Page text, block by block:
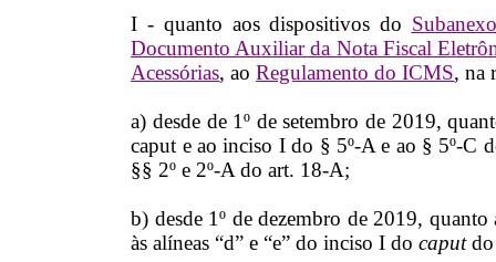
I - quanto aos dispositivos do
Documento Auxiliar da Nota Fiscal
Acessórias, aoRegulamento do ICMS, na
a) desde de 1º de setembro de 2019,
caput e ao inciso I do § 5º-A e ao § 5º-C
§§ 2º e 2º-A do art. 18-A;
b) desde 1º de dezembro de 2019,
às alíneas “d” e “e” do inciso I docaputdo